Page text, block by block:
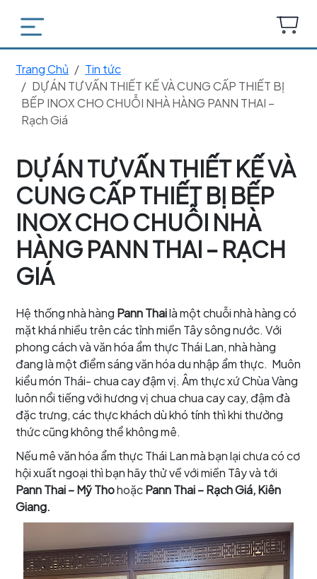
Trang Chủ
Tin tức
DỰ ÁN TƯ VẤN THIẾT KẾ VÀ CUNG CẤP THIẾT BỊ
BẾP INOX CHO CHUỖI NHÀ HÀNG PANN THAI –
Rạch Giá
DỰ ÁN TƯ VẤN THIẾT KẾ VÀ
CUNG CẤP THIẾT BỊ BẾP
INOX CHO CHUỖI NHÀ
HÀNG PANN THAI – RẠCH
GIÁ
Hệ thống nhà hàng Pann Thailà một chuỗi nhà hàng có
mặt khá nhiều trên các tỉnh miền Tây sông nước. Với
phong cách và văn hóa ẩm thực Thái Lan, nhà hàng
đang là một điểm sáng văn hóa du nhập ẩm thực. Muôn
kiểu món Thái- chua cay đậm vị. Âm thực xứ Chùa Vàng
luôn nổi tiếng với hương vị chua chua cay cay, đậm đà
đặc trưng, các thực khách dù khó tính thì khi thưởng
thức cũng không thể không mê.
Nếu mê văn hóa ẩm thực Thái Lan mà bạn lại chưa có cơ
hội xuất ngoại thì bạn hãy thử về với miền Tây và tới
Pann Thai – Mỹ ThohoặcPann Thai – Rạch Giá, Kiên
Giang.